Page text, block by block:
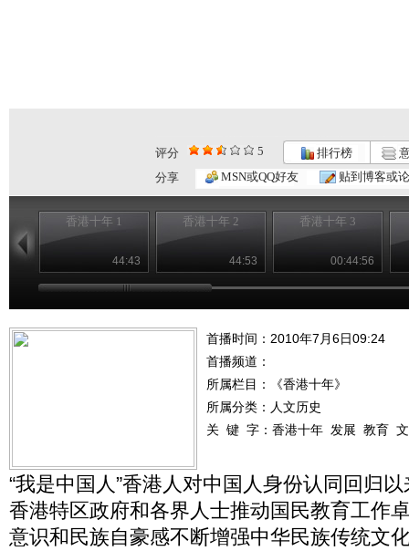
评分 5 排行榜
分享
MSN或QQ好友 贴到博客或
香港十年 1
44:43
香港十年 2
44:53
香港十年 3
00:44:56
首播时间：2010年7月6日09:24
首播频道：
所属栏目：
《香港十年》
所属分类：人文历史
关 键 字： 香港十年 发展 教育
“我是中国人”香港人对中国人身份认同回归以
香港特区政府和各界人士推动国民教育工作
意识和民族自豪感不断增强中华民族传统文